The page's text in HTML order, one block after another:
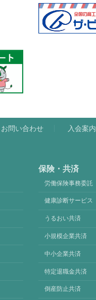
お問い合わせ 入会案内
保険・共済
労働保険事務委託
健康診断サービス
うるおい共済
小規模企業共済
中小企業共済
特定退職金共済
倒産防止共済